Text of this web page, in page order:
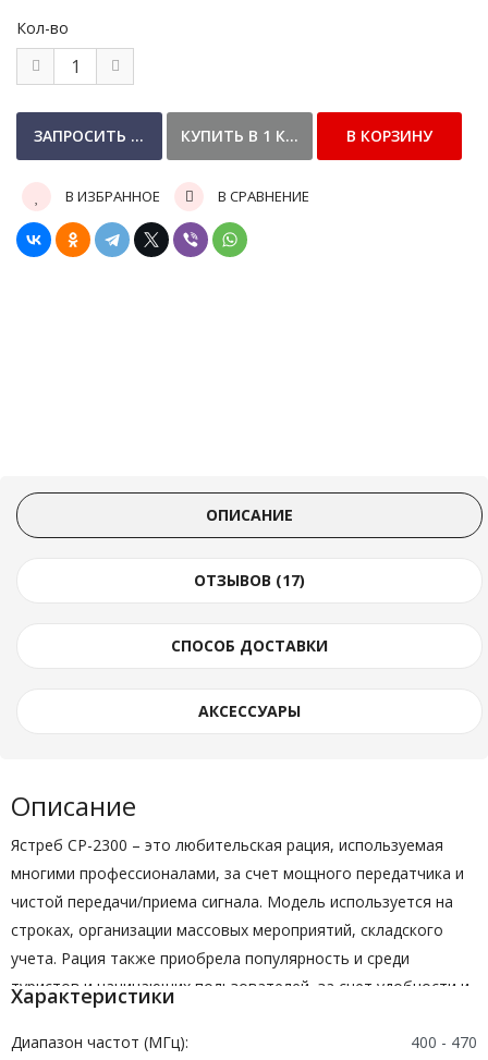
Кол-во
В ИЗБРАННОЕ В СРАВНЕНИЕ
ОПИСАНИЕ
ОТЗЫВОВ (17)
СПОСОБ ДОСТАВКИ
АКСЕССУАРЫ
Описание
Ястреб СР-2300 – это любительская рация, используемая
многими профессионалами, за счет мощного передатчика и
чистой передачи/приема сигнала. Модель используется на
строках, организации массовых мероприятий, складского
учета. Рация также приобрела популярность и среди
туристов и начинающих пользователей, за счет удобности и
Характеристики
Диапазон частот (МГц):
400 - 470